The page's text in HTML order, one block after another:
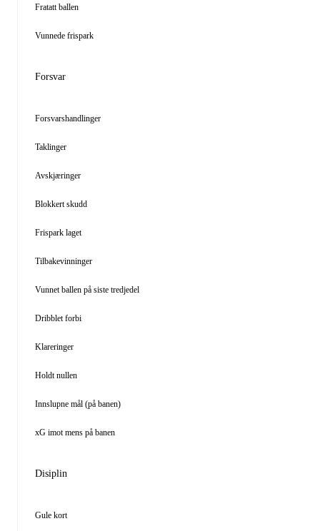
Fratatt ballen
Vunnede frispark
Forsvar
Forsvarshandlinger
Taklinger
Avskjæringer
Blokkert skudd
Frispark laget
Tilbakevinninger
Vunnet ballen på siste tredjedel
Dribblet forbi
Klareringer
Holdt nullen
Innslupne mål (på banen)
xG imot mens på banen
Disiplin
Gule kort